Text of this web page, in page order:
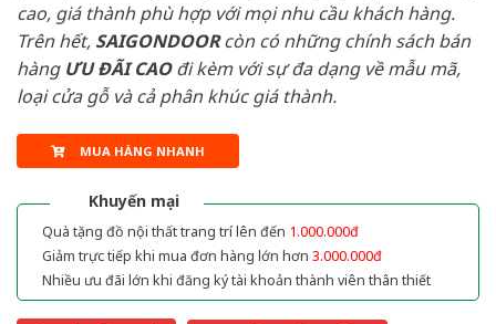
cao, giá thành phù hợp với mọi nhu cầu khách hàng.
Trên hết, SAIGONDOORcòn có những chính sách bán
hàng ƯU ĐÃI CAOđi kèm với sự đa dạng về mẫu mã,
loại cửa gỗ và cả phân khúc giá thành.
MUA HÀNG NHANH
Khuyến mại
Quà tặng đồ nội thất trang trí lên đến 1.000.000đ
Giảm trực tiếp khi mua đơn hàng lớn hơn 3.000.000đ
Nhiều ưu đãi lớn khi đăng ký tài khoản thành viên thân thiết